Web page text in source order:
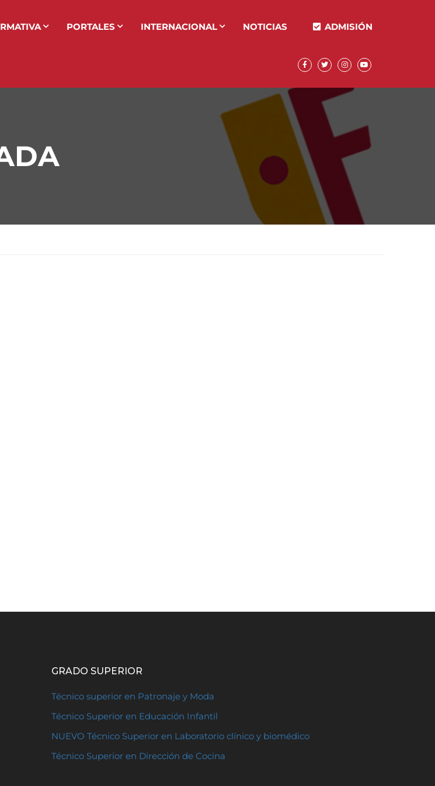
PORTALES INTERNACIONAL NOTICIAS ADMISIÓN
GRADO SUPERIOR
Técnico superior en Patronaje y Moda
Técnico Superior en Educación Infantil
NUEVO Técnico Superior en Laboratorio clínico y biomédico
Técnico Superior en Dirección de Cocina